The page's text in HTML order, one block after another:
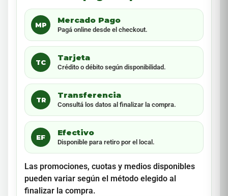
MP
Mercado Pago
Pagá online desde el checkout.
TC
Tarjeta
Crédito o débito según disponibilidad.
TR
Transferencia
Consultá los datos al finalizar la compra.
EF
Efectivo
Disponible para retiro por el local.
Las promociones, cuotas y medios disponibles
pueden variar según el método elegido al
finalizar la compra.